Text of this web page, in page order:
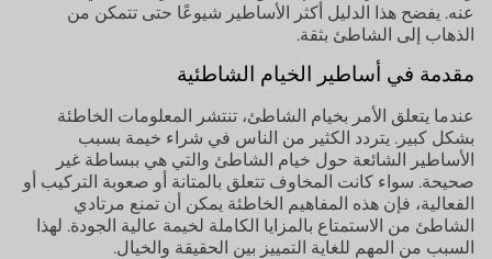
عنه. يفضح هذا الدليل أكثر الأساطير شيوعًا حتى تتمكن من
الذهاب إلى الشاطئ بثقة.
مقدمة في أساطير الخيام الشاطئية
عندما يتعلق الأمر بخيام الشاطئ، تنتشر المعلومات الخاطئة
بشكل كبير. يتردد الكثير من الناس في شراء خيمة بسبب
الأساطير الشائعة حول خيام الشاطئ والتي هي ببساطة غير
صحيحة. سواء كانت المخاوف تتعلق بالمتانة أو صعوبة التركيب أو
الفعالية، فإن هذه المفاهيم الخاطئة يمكن أن تمنع مرتادي
الشاطئ من الاستمتاع بالمزايا الكاملة لخيمة عالية الجودة. لهذا
السبب من المهم للغاية التمييز بين الحقيقة والخيال.